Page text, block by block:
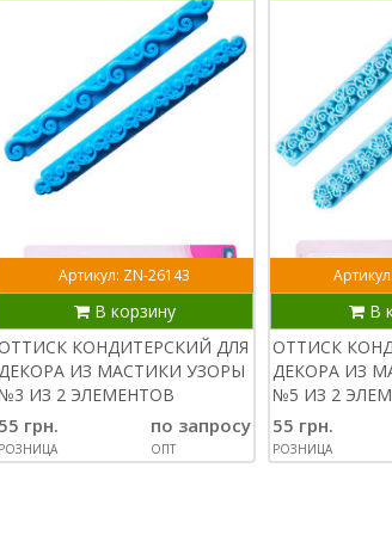
Артикул: ZN-26143
В корзину
КОНДИТЕРСКИЙ ДЛЯ
ИЗ МАСТИКИ УЗОРЫ
№3 ИЗ 2 ЭЛЕМЕНТОВ
55 грн.
РОЗНИЦА
по запросу
ОПТ
В
ОТТИСК
ДЕКОРА ИЗ
№5 ИЗ 2
55 грн.
РОЗНИЦА